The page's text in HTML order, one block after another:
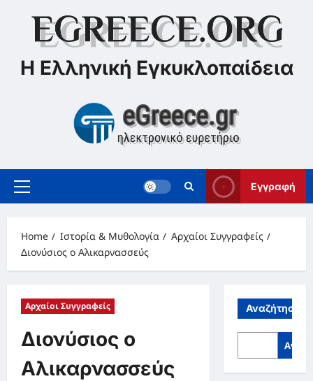
Η Ελληνική Εγκυκλοπαίδεια
Primary
Εγγραφή
Home Ιστορία & Μυθολογία
Αρχαίοι Συγγραφείς
Διονύσιος ο Αλικαρνασσεύς
Αρχαίοι Συγγραφείς
Διονύσιος ο
Αλικαρνασσεύς
Αναζήτηση